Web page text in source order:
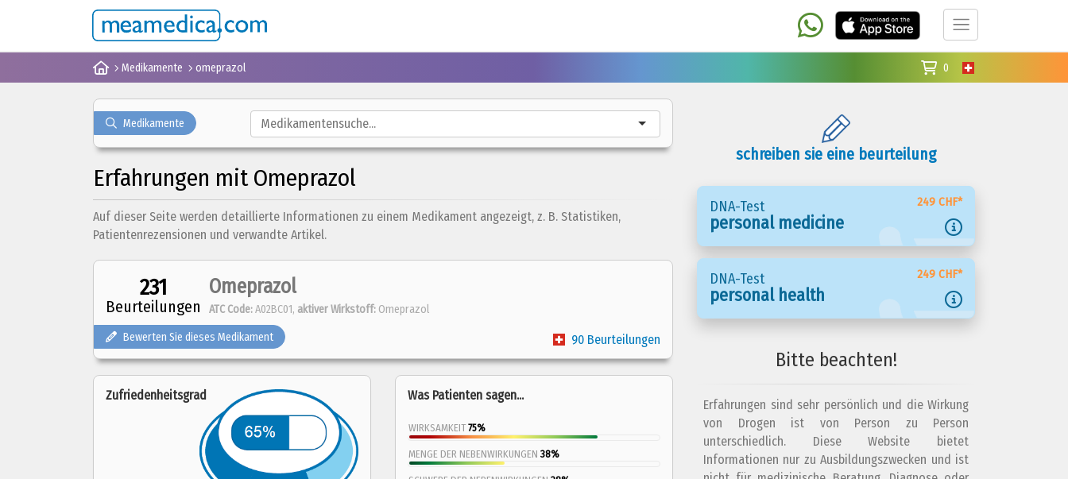
Medikamente omeprazol 0
Medikamente
Erfahrungen mit Omeprazol
Auf dieser Seite werden detaillierte Informationen zu einem Medikament angezeigt, z. B. Statistiken,
Patientenrezensionen und verwandte Artikel.
231
Beurteilungen
Omeprazol
ATC Code:A02BC01, aktiver Wirkstoff: Omeprazol
90 Beurteilungen
Bewerten Sie dieses Medikament
Zufriedenheitsgrad Was Patienten sagen...
WIRKSAMKEIT75%
MENGE DER NEBENWIRKUNGEN 38%
schreiben sie eine beurteilung
DNA-Test 249 CHF*
personal medicine
DNA-Test 249 CHF*
personal health
Bitte beachten!
Erfahrungen sind sehr persönlich und die Wirkung
von Drogen ist von Person zu Person
unterschiedlich. Diese Website bietet
Informationen nur zu Ausbildungszwecken und ist